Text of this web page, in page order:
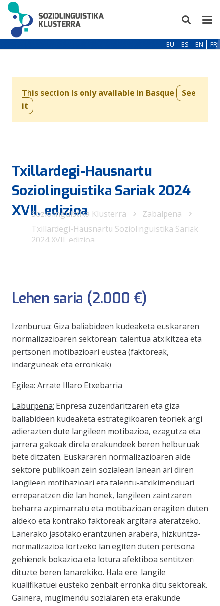
EU ES EN FR
This section is only available in Basque
See
it
Txillardegi-Hausnartu
Soziolinguistika Sariak 2024
XVII. edizioa
Soziolinguistika Klusterra
Zabalpena
Txillardegi-Hausnartu Soziolinguistika Sariak
2024 XVII. edizioa
Lehen saria (2.000 €)
Izenburua: Giza baliabideen kudeaketa euskararen
normalizazioaren sektorean: talentua atxikitzea eta
pertsonen motibazioari eustea (faktoreak,
indarguneak eta erronkak)
Egilea: Arrate Illaro Etxebarria
Laburpena: Enpresa zuzendaritzaren eta giza
baliabideen kudeaketa estrategikoaren teoriek argi
adierazten dute langileen motibazioa, ezagutza eta
jarrera gakoak direla erakundeek beren helburuak
bete ditzaten. Euskararen normalizazioaren alde
sektore publikoan zein sozialean lanean ari diren
langileen motibazioari eta talentu-atxikimenduari
erreparatzen die lan honek, langileen zaintzaren
beharra azpimarratu eta motibazioan eragiten duten
aldeko eta kontrako faktoreak argitara ateratzeko.
Lanerako jasotako erantzunen arabera, hizkuntza-
normalizazioa lortzeko lan egiten duten pertsona
gehienek bokazioa eta lotura afektiboa sentitzen
dituzte beren lanarekiko. Hala ere, langile
kualifikatuei eusteko zenbait erronka ditu sektoreak.
Gainera, mugimendu sozialaren eta erakunde